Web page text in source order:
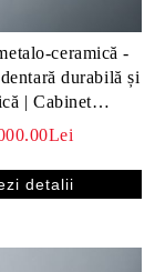
ceramică -
durabilă și
| Cabinet
detalii